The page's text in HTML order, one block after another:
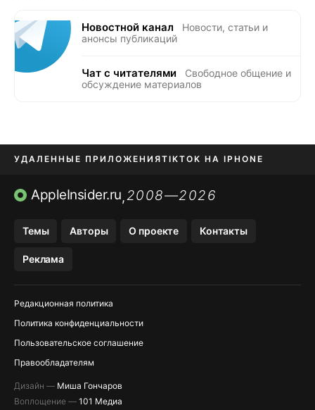
Новостной канал
Новости, статьи и
анонсы публикаций
Чат с читателями
Свободное общение и
обсуждение материалов
УДАЛЕННЫЕ ПРИЛОЖЕНИЯTIKTOK НА IPHONE
ПРИЛОЖЕНИЯ БЕЗ APP STORE
AppleInsider.ru,2008—2026
Темы Авторы О проекте Контакты
Реклама
Редакционная политика
Политика конфиденциальности
Пользовательское соглашение
Правообладателям
Дизайн — Миша Гончаров
Воплощение — 101 Медиа